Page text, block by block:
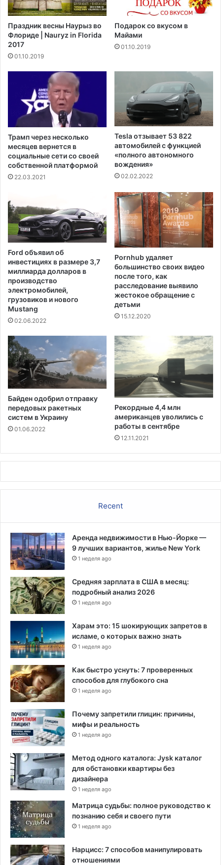
о
л
ь
к
у
К
и
ш
и
р
я
с
в
о
и
р
п
т
о
-
р
п
р
е
с
с
и
н
в
л
в
а
о
с
л
е
н
а
д
е
н
м
е
д
в
е
д
Праздник весны Наурыз во
Флориде | Nauryz in Florida
2017
01.10.2019
Подарок со вкусом в
Майами
01.10.2019
Трамп через несколько
месяцев вернется в
социальные сети со своей
собственной платформой
22.03.2021
Tesla отзывает 53 822
автомобилей с функцией
«полного автономного
вождения»
02.02.2022
Ford объявил об
инвестициях в размере 3,7
миллиарда долларов в
производство
электромобилей,
грузовиков и нового
Mustang
02.06.2022
Pornhub удаляет
большинство своих видео
после того, как
расследование выявило
жестокое обращение с
детьми
15.12.2020
Байден одобрил отправку
передовых ракетных
систем в Украину
01.06.2022
Рекордные 4,4 млн
американцев уволились с
работы в сентябре
12.11.2021
Recent
Аренда недвижимости в Нью-Йорке —
9 лучших вариантов, жилье New York
1 неделя ago
Средняя зарплата в США в месяц:
подробный анализ 2026
1 неделя ago
Харам это: 15 шокирующих запретов в
исламе, о которых важно знать
1 неделя ago
Как быстро уснуть: 7 проверенных
способов для глубокого сна
1 неделя ago
Почему запретили глицин: причины,
мифы и реальность
1 неделя ago
Метод одного каталога: Jysk каталог
для обстановки квартиры без
дизайнера
1 неделя ago
Матрица судьбы: полное руководство к
познанию себя и своего пути
1 неделя ago
Нарцисс: 7 способов манипулировать
отношениями